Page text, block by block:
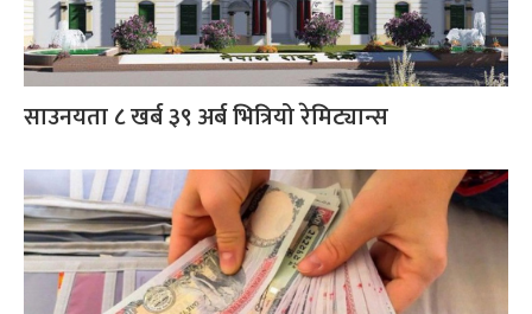
साउनयता ८ खर्ब ३९ अर्ब भित्रियो रेमिट्यान्स